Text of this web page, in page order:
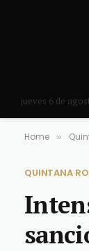
jueves 6 de
Home »
QUINTANA